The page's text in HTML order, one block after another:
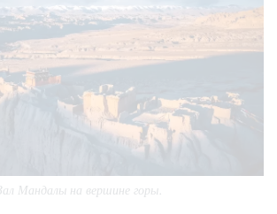
Зал Мандалы на вершине горы.